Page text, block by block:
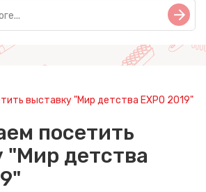
выставку "Мир детства EXPO 2019"
посетить
"Мир детства